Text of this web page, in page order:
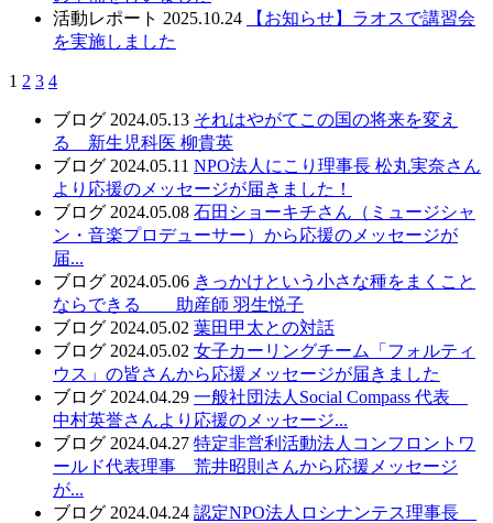
活動レポート 2025.10.24
【お知らせ】ラオスで講習会
を実施しました
1 2 3 4
ブログ 2024.05.13 それはやがてこの国の将来を変え
る 新生児科医 柳貴英
ブログ 2024.05.11 NPO法人にこり理事長 松丸実奈さん
より応援のメッセージが届きました！
ブログ 2024.05.08 石田ショーキチさん（ミュージシャ
ン・音楽プロデューサー）から応援のメッセージが
届...
ブログ 2024.05.06 きっかけという小さな種をまくこと
ならできる 助産師 羽生悦子
ブログ 2024.05.02 葉田甲太との対話
ブログ 2024.05.02 女子カーリングチーム「フォルティ
ウス」の皆さんから応援メッセージが届きました
ブログ 2024.04.29 一般社団法人Social Compass 代表
中村英誉さんより応援のメッセージ...
ブログ 2024.04.27 特定非営利活動法人コンフロントワ
ールド代表理事 荒井昭則さんから応援メッセージ
が...
ブログ 2024.04.24 認定NPO法人ロシナンテス理事長